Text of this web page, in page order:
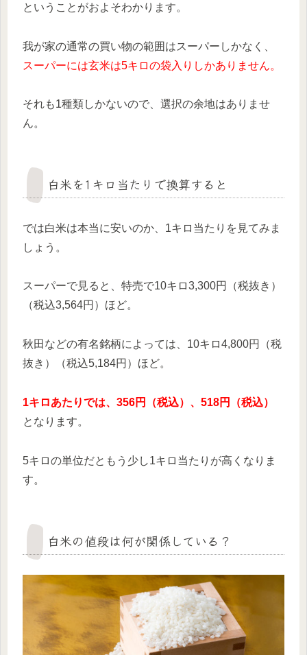
ということがおよそわかります。
我が家の通常の買い物の範囲はスーパーしかなく、
スーパーには玄米は5キロの袋入りしかありません。
それも1種類しかないので、選択の余地はありませ
ん。
白米を1キロ当たりで換算すると
では白米は本当に安いのか、1キロ当たりを見てみま
しょう。
スーパーで見ると、特売で10キロ3,300円（税抜き）
（税込3,564円）ほど。
秋田などの有名銘柄によっては、10キロ4,800円（税
抜き）（税込5,184円）ほど。
1キロあたりでは、356円（税込）、518円（税込）
となります。
5キロの単位だともう少し1キロ当たりが高くなりま
す。
白米の値段は何が関係している？